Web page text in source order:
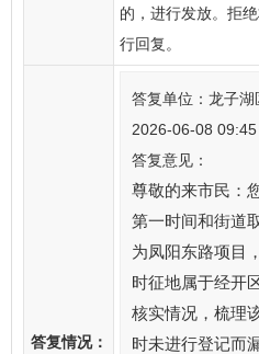
的，进行发放。拒
行回复。
答复情况：
答复单位：龙子
2026-06-08 09:45
答复意见：
尊敬的来市民：
第一时间和街道
为凤阳东路项目
时征地属于经开
核实情况，梳理
时未进行登记而